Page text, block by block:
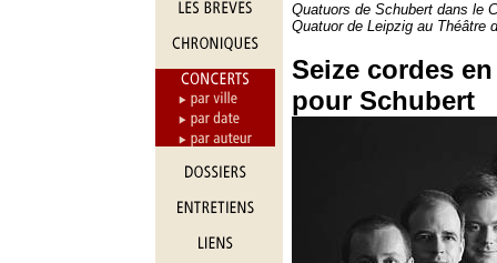
Quatuors de Schubert dans le
Quatuor de Leipzig au Théâtre
Seize cordes
pour Schubert